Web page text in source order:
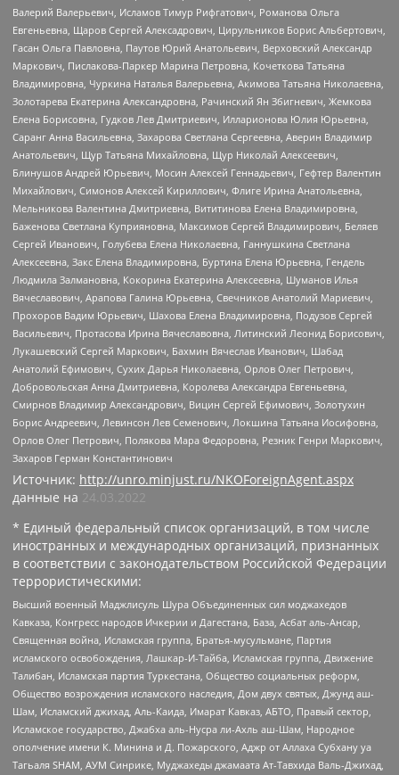
Валерий Валерьевич, Исламов Тимур Рифгатович, Романова Ольга
Евгеньевна, Щаров Сергей Алексадрович, Цирульников Борис Альбертович,
Гасан Ольга Павловна, Паутов Юрий Анатольевич, Верховский Александр
Маркович, Пислакова-Паркер Марина Петровна, Кочеткова Татьяна
Владимировна, Чуркина Наталья Валерьевна, Акимова Татьяна Николаевна,
Золотарева Екатерина Александровна, Рачинский Ян Збигневич, Жемкова
Елена Борисовна, Гудков Лев Дмитриевич, Илларионова Юлия Юрьевна,
Саранг Анна Васильевна, Захарова Светлана Сергеевна, Аверин Владимир
Анатольевич, Щур Татьяна Михайловна, Щур Николай Алексеевич,
Блинушов Андрей Юрьевич, Мосин Алексей Геннадьевич, Гефтер Валентин
Михайлович, Симонов Алексей Кириллович, Флиге Ирина Анатольевна,
Мельникова Валентина Дмитриевна, Вититинова Елена Владимировна,
Баженова Светлана Куприяновна, Максимов Сергей Владимирович, Беляев
Сергей Иванович, Голубева Елена Николаевна, Ганнушкина Светлана
Алексеевна, Закс Елена Владимировна, Буртина Елена Юрьевна, Гендель
Людмила Залмановна, Кокорина Екатерина Алексеевна, Шуманов Илья
Вячеславович, Арапова Галина Юрьевна, Свечников Анатолий Мариевич,
Прохоров Вадим Юрьевич, Шахова Елена Владимировна, Подузов Сергей
Васильевич, Протасова Ирина Вячеславовна, Литинский Леонид Борисович,
Лукашевский Сергей Маркович, Бахмин Вячеслав Иванович, Шабад
Анатолий Ефимович, Сухих Дарья Николаевна, Орлов Олег Петрович,
Добровольская Анна Дмитриевна, Королева Александра Евгеньевна,
Смирнов Владимир Александрович, Вицин Сергей Ефимович, Золотухин
Борис Андреевич, Левинсон Лев Семенович, Локшина Татьяна Иосифовна,
Орлов Олег Петрович, Полякова Мара Федоровна, Резник Генри Маркович,
Захаров Герман Константинович
Источник: http://unro.minjust.ru/NKOForeignAgent.aspx
данные на 24.03.2022
* Единый федеральный список организаций, в том числе
иностранных и международных организаций, признанных
в соответствии с законодательством Российской Федерации
террористическими:
Высший военный Маджлисуль Шура Объединенных сил моджахедов
Кавказа, Конгресс народов Ичкерии и Дагестана, База, Асбат аль-Ансар,
Священная война, Исламская группа, Братья-мусульмане, Партия
исламского освобождения, Лашкар-И-Тайба, Исламская группа, Движение
Талибан, Исламская партия Туркестана, Общество социальных реформ,
Общество возрождения исламского наследия, Дом двух святых, Джунд аш-
Шам, Исламский джихад, Аль-Каида, Имарат Кавказ, АБТО, Правый сектор,
Исламское государство, Джабха аль-Нусра ли-Ахль аш-Шам, Народное
ополчение имени К. Минина и Д. Пожарского, Аджр от Аллаха Субхану уа
Тагьаля SHAM, АУМ Синрике, Муджахеды джамаата Ат-Тавхида Валь-Джихад,